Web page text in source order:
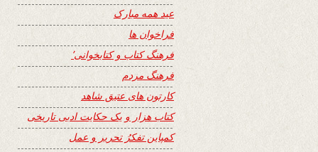
عید همه مبارک
فراخوان ها
فرهنگ کتاب و کتابخوانی٬
فرهنگ مردم
کارتون های عتیق شاهد
کتاب هزار و یک حکایت ادبی تاریخی
کمپاین تفکرُ تحریر و عمل